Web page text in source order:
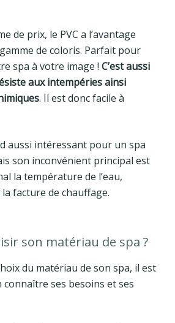
de prix, le PVC a l’avantage
de coloris. Parfait pour
spa à votre image ! C’est aussi
aux intempéries ainsi
. Il est donc facile à
aussi intéressant pour un spa
son inconvénient principal est
la température de l’eau,
facture de chauffage.
son matériau de spa ?
du matériau de son spa, il est
ses besoins et ses